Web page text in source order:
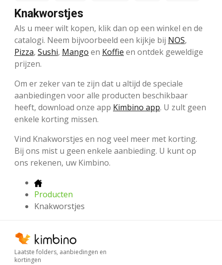
Knakworstjes
Als u meer wilt kopen, klik dan op een winkel en de
catalogi. Neem bijvoorbeeld een kijkje bij NOS,
Pizza, Sushi, Mango en Koffie en ontdek geweldige
prijzen.
Om er zeker van te zijn dat u altijd de speciale
aanbiedingen voor alle producten beschikbaar
heeft, download onze app Kimbino app. U zult geen
enkele korting missen.
Vind Knakworstjes en nog veel meer met korting.
Bij ons mist u geen enkele aanbieding. U kunt op
ons rekenen, uw Kimbino.
Producten
Knakworstjes
Laatste folders, aanbiedingen en
kortingen